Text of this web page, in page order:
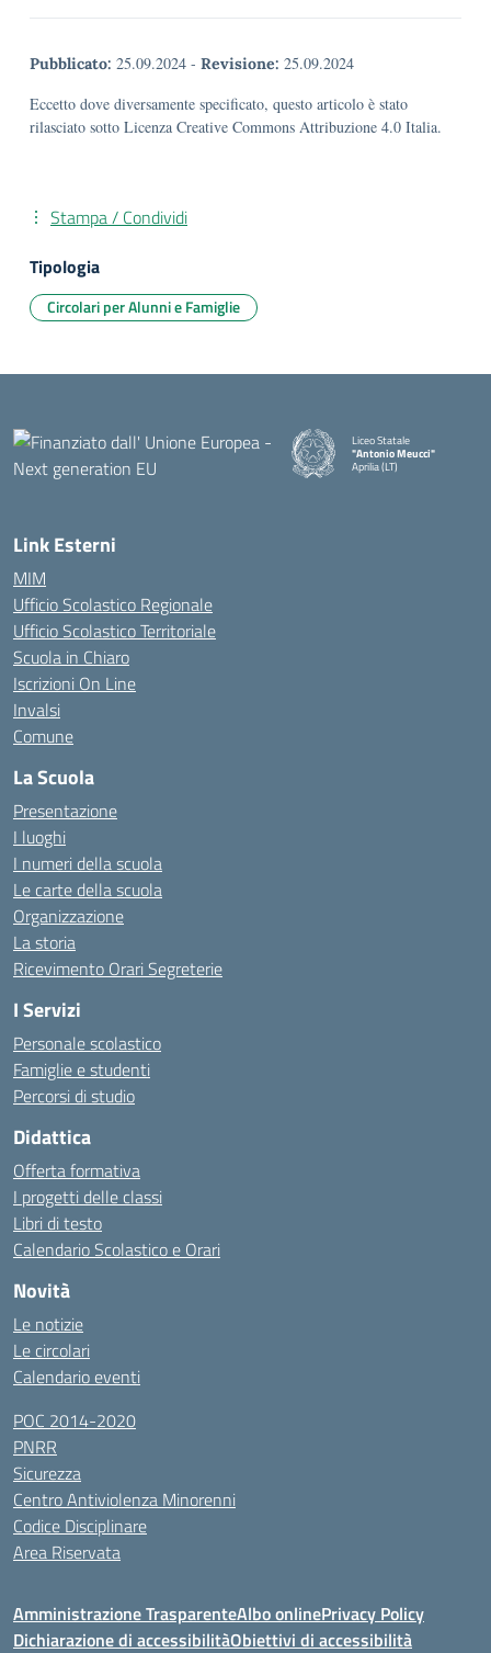
Pubblicato: 25.09.2024 - Revisione: 25.09.2024
Eccetto dove diversamente specificato, questo articolo è stato
rilasciato sotto Licenza Creative Commons Attribuzione 4.0 Italia.
Stampa / Condividi
Tipologia
Circolari per Alunni e Famiglie
Liceo Statale
"Antonio Meucci"
Aprilia (LT)
Link Esterni
MIM
Ufficio Scolastico Regionale
Ufficio Scolastico Territoriale
Scuola in Chiaro
Iscrizioni On Line
Invalsi
Comune
La Scuola
Presentazione
I luoghi
I numeri della scuola
Le carte della scuola
Organizzazione
La storia
Ricevimento Orari Segreterie
I Servizi
Personale scolastico
Famiglie e studenti
Percorsi di studio
Didattica
Offerta formativa
I progetti delle classi
Libri di testo
Calendario Scolastico e Orari
Novità
Le notizie
Le circolari
Calendario eventi
POC 2014-2020
PNRR
Sicurezza
Centro Antiviolenza Minorenni
Codice Disciplinare
Area Riservata
Amministrazione TrasparenteAlbo onlinePrivacy Policy
Dichiarazione di accessibilitàObiettivi di accessibilità